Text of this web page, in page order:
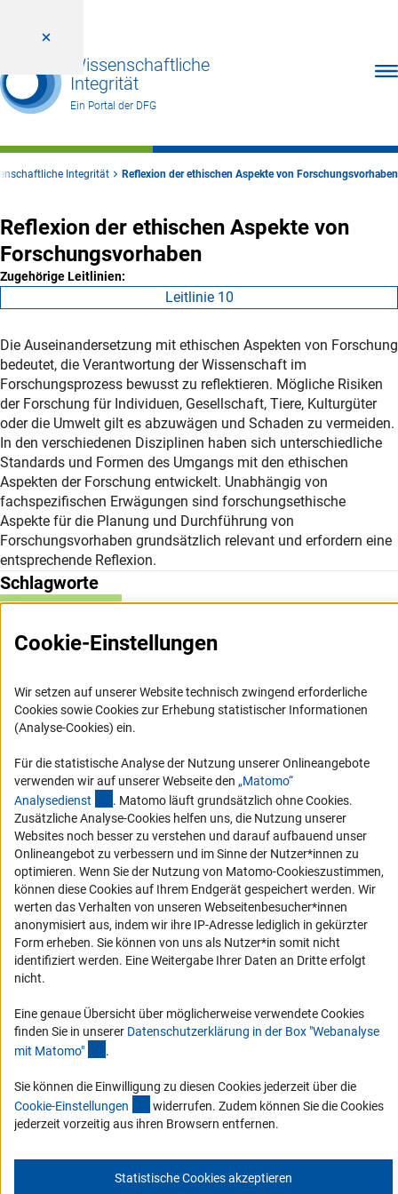
Wissenschaftliche
Integrität
Ein Portal der DFG
Integrität Reflexion der ethischen Aspekte von Forschungsvorhaben
Reflexion der ethischen Aspekte von
Forschungsvorhaben
Zugehörige Leitlinien:
Leitlinie 10
Die Auseinandersetzung mit ethischen Aspekten von Forschung
bedeutet, die Verantwortung der Wissenschaft im
Forschungsprozess bewusst zu reflektieren. Mögliche Risiken
der Forschung für Individuen, Gesellschaft, Tiere, Kulturgüter
oder die Umwelt gilt es abzuwägen und Schaden zu vermeiden.
In den verschiedenen Disziplinen haben sich unterschiedliche
Standards und Formen des Umgangs mit den ethischen
Aspekten der Forschung entwickelt. Unabhängig von
fachspezifischen Erwägungen sind forschungsethische
Aspekte für die Planung und Durchführung von
Forschungsvorhaben grundsätzlich relevant und erfordern eine
entsprechende Reflexion.
Schlagworte
Service
RSS-Feed
Barrierefreiheit
Erklärung zur Barrierefreiheit
Barriere melden
Links
Zum Download des Kodex
DFG-Website
Sie haben Fragen oder möchten einen Verdachtsfall melden?
Zur Kontaktübersicht
Datenschutz Cookie-Einstellungen
Cookie-Einstellungen
Wir setzen auf unserer Website technisch zwingend erforderliche
Cookies sowie Cookies zur Erhebung statistischer Informationen
(Analyse-Cookies) ein.
Für die statistische Analyse der Nutzung unserer Onlineangebote
verwenden wir auf unserer Webseite den „Matomo“
Analysedienst (externer Link)
. Matomo läuft grundsätzlich ohne Cookies.
Zusätzliche Analyse-Cookies helfen uns, die Nutzung unserer
Websites noch besser zu verstehen und darauf aufbauend unser
Onlineangebot zu verbessern und im Sinne der Nutzer*innen zu
optimieren. Wenn Sie der Nutzung von Matomo-Cookieszustimmen,
können diese Cookies auf Ihrem Endgerät gespeichert werden. Wir
werten das Verhalten von unseren Webseitenbesucher*innen
anonymisiert aus, indem wir ihre IP-Adresse lediglich in gekürzter
Form erheben. Sie können von uns als Nutzer*in somit nicht
identifiziert werden. Eine Weitergabe Ihrer Daten an Dritte erfolgt
nicht.
Eine genaue Übersicht über möglicherweise verwendete Cookies
finden Sie in unserer Datenschutzerklärung in der Box "Webanalyse
mit Matomo" .
Sie können die Einwilligung zu diesen Cookies jederzeit über die
Cookie-Einstellungen (interner Link)
widerrufen. Zudem können Sie die Cookies
jederzeit vorzeitig aus ihren Browsern entfernen.
Statistische Cookies akzeptieren